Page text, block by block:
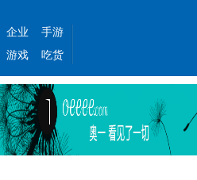
企业
手游
游戏
吃货